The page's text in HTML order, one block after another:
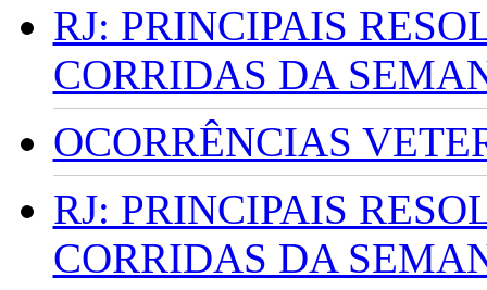
RJ: PRINCIPAIS
CORRIDAS DA
OCORRÊNCIAS
RJ: PRINCIPAIS
CORRIDAS DA